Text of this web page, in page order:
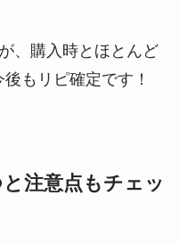
、購入時とほとんど
もリピ確定です！
注意点もチェッ